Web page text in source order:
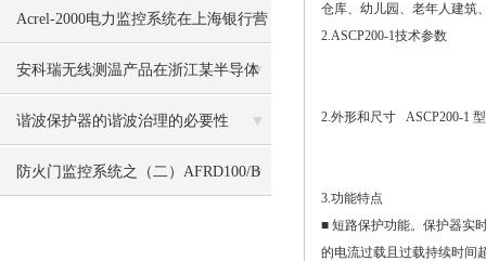
化中心电力监控系统的设计与应用
Acrel-2000电力监控系统在上海银行营
业部应用
安科瑞无线测温产品在浙江某半导体
项目的应用
谐波保护器的谐波治理的必要性
防火门监控系统之（二）AFRD100/B
仓库、幼儿园、老年人建筑
2.ASCP200-1技术参数
2.外形和尺寸 ASCP200-1
3.功能特点
■ 短路保护功能。保护器实
的电流过载且过载持续时间